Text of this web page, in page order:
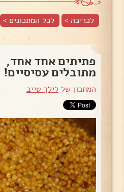
לכריכה > לכל המתכונים >
פתיתים אחד אחד,
מתובלים עסיסיים!
המתכון של לילך טייב